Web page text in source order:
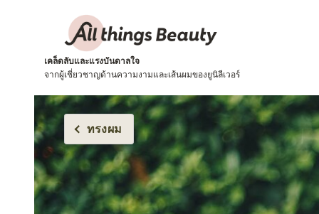
เคล็ดลับและแรงบันดาลใจ
จากผู้เชี่ยวชาญด้านความงามและเส้นผมของยูนิลีเวอร์
ทรงผม